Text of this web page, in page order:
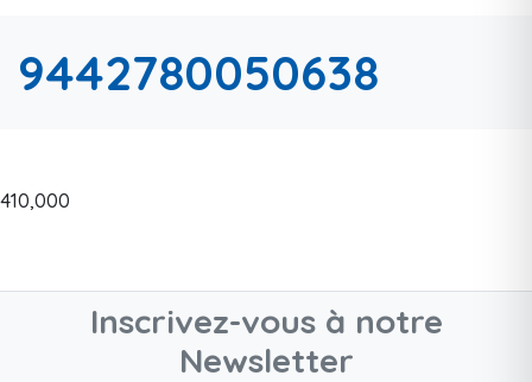
9442780050638
410,000
Inscrivez-vous à notre
Newsletter